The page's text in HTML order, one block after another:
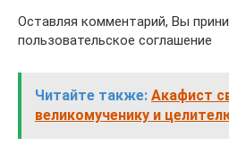
Оставляя комментарий, Вы
пользовательское соглашение
Читайте также: Акафист
великомученику и